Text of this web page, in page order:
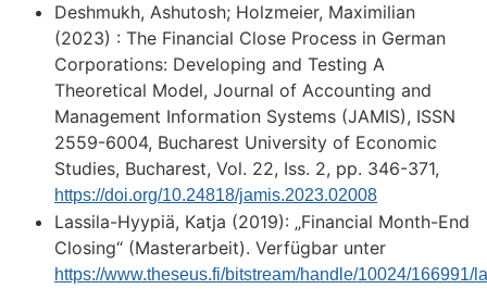
Deshmukh, Ashutosh; Holzmeier, Maximilian
(2023) : The Financial Close Process in German
Corporations: Developing and Testing A
Theoretical Model, Journal of Accounting and
Management Information Systems (JAMIS), ISSN
2559-6004, Bucharest University of Economic
Studies, Bucharest, Vol. 22, Iss. 2, pp. 346-371,
https://doi.org/10.24818/jamis.2023.02008
Lassila-Hyypiä, Katja (2019): „Financial Month-End
Closing“ (Masterarbeit). Verfügbar unter
https://www.theseus.fi/bitstream/handle/10024/166991/